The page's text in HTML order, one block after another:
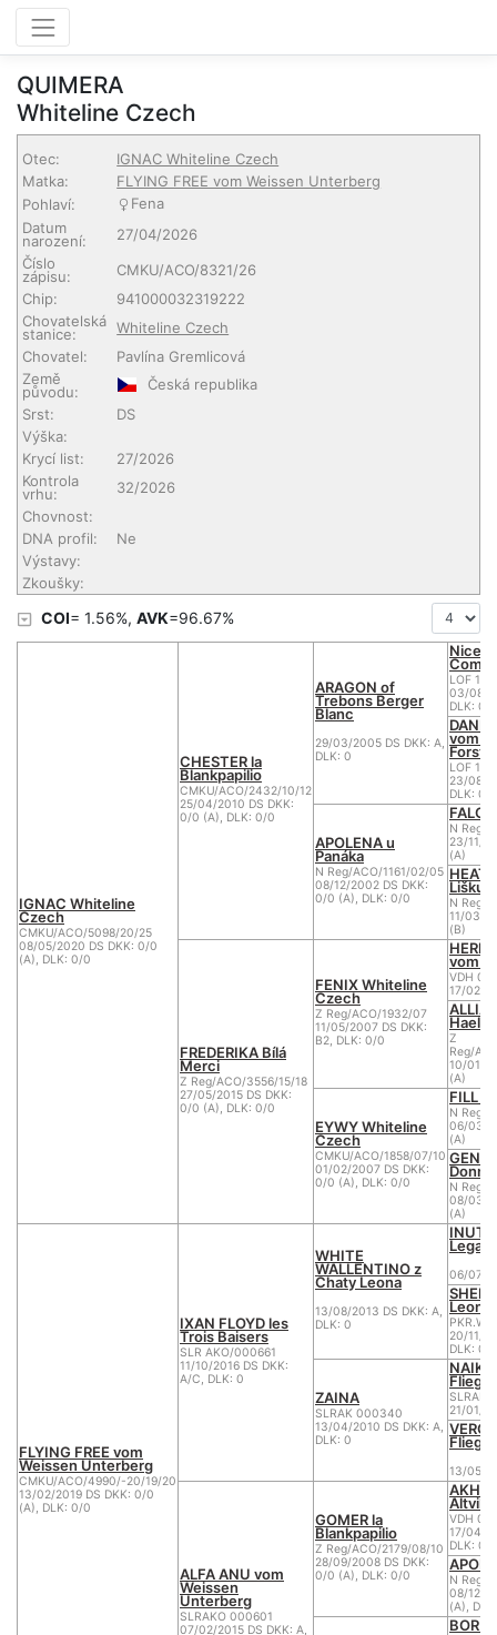
QUIMERA
Whiteline Czech
Otec:
IGNAC Whiteline Czech
Matka:
FLYING FREE vom Weissen Unterberg
Pohlaví:
Fena
Datum
narození:
27/04/2026
Číslo
zápisu:
CMKU/ACO/8321/26
Chip:
941000032319222
Chovatelská
stanice:
Whiteline Czech
Chovatel:
Pavlína Gremlicová
Země
původu:
Česká republika
Srst:
DS
Výška:
Krycí list:
27/2026
Kontrola
vrhu:
32/2026
Chovnost:
DNA profil:
Ne
Výstavy:
Zkoušky:
COI= 1.56%, AVK=96.67%
IGNAC Whiteline
Czech
CMKU/ACO/5098/20/25
08/05/2020 DS DKK: 0/0
(A), DLK: 0/0
CHESTER la
Blankpapilio
CMKU/ACO/2432/10/12
25/04/2010 DS DKK:
0/0 (A), DLK: 0/0
ARAGON of
Trebons Berger
Blanc
29/03/2005 DS DKK: A,
DLK: 0
Nice
Come
LOF
03/08/
DLK: 0
vom
Forst
LOF 1
23/08/
DLK: 0
APOLENA u
Panáka
N Reg/ACO/1161/02/05
08/12/2002 DS DKK:
0/0 (A), DLK: 0/0
N Reg/
23/11/
(A)
N Reg/
11/03/
(B)
FREDERIKA Bílá
Merci
Z Reg/ACO/3556/15/18
27/05/2015 DS DKK:
0/0 (A), DLK: 0/0
FENIX Whiteline
Czech
Z Reg/ACO/1932/07
11/05/2007 DS DKK:
B2, DLK: 0/0
vom
VDH
17/02/
Z
Reg/
10/01/
(A)
EYWY Whiteline
Czech
CMKU/ACO/1858/07/10
01/02/2007 DS DKK:
0/0 (A), DLK: 0/0
FILL
N Reg/
06/03/
(A)
N Reg/
08/03/
(A)
FLYING FREE vom
Weissen Unterberg
CMKU/ACO/4990/-20/19/20
13/02/2019 DS DKK: 0/0
(A), DLK: 0/0
IXAN FLOYD les
Trois Baisers
SLR AKO/000661
11/10/2016 DS DKK:
A/C, DLK: 0
WHITE
WALLENTINO z
Chaty Leona
13/08/2013 DS DKK: A,
DLK: 0
INUT
06/07/
Leona
20/11/
DLK: 0
ZAINA
SLRAK 000340
13/04/2010 DS DKK: A,
DLK: 0
NAIK
SLRAK
21/01/
13/05/
ALFA ANU vom
Weissen
Unterberg
SLRAKO 000601
07/02/2015 DS DKK: A,
GOMER la
Blankpapilio
Z Reg/ACO/2179/08/10
28/09/2008 DS DKK:
0/0 (A), DLK: 0/0
VDH
17/04/
DLK: 0
N Reg/
08/12/
(A),
BOR